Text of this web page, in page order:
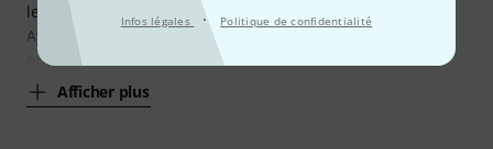
Infos légales · Politique de confidentialité
les Yams se révèlent plus neutres.
Ayant bossé longtemps sur des NS10, j'en ai un peu la
nostalgie (quand tu nous tiens) et retrouve
Afficher plus